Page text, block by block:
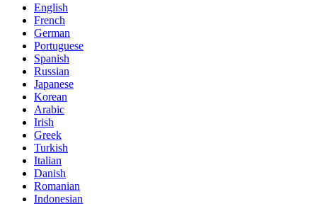
English
French
German
Portuguese
Spanish
Russian
Japanese
Korean
Arabic
Irish
Greek
Turkish
Italian
Danish
Romanian
Indonesian